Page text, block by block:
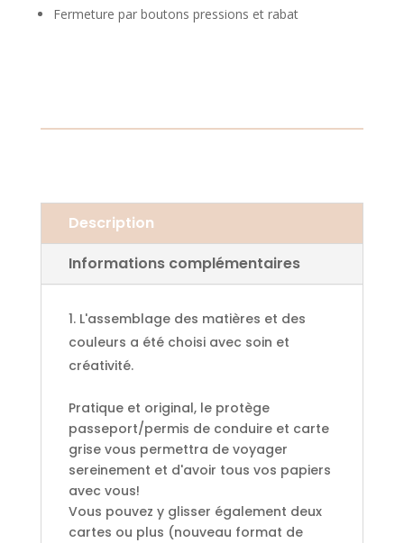
Fermeture par boutons pressions et rabat
Description
Informations complémentaires
L'assemblage des matières et des
couleurs a été choisi avec soin et
créativité.
Pratique et original, le protège
passeport/permis de conduire et carte
grise vous permettra de voyager
sereinement et d'avoir tous vos papiers
avec vous!
Vous pouvez y glisser également deux
cartes ou plus (nouveau format de